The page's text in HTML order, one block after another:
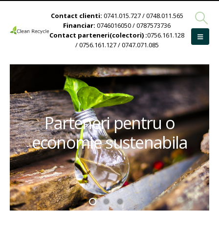
Contact clienti: 0741.015.727 / 0748.011.565
Financiar: 0746016050 / 0787573736
Contact parteneri(colectori) :0756.161.128
/ 0756.161.127 / 0747.071.085
Parteneri pentru o
economie sustenabila